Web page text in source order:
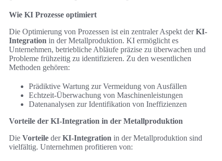
Wie KI Prozesse optimiert
Die Optimierung von Prozessen ist ein zentraler Aspekt derKI-
Integration in der Metallproduktion. KI ermöglicht es
Unternehmen, betriebliche Abläufe präzise zu überwachen und
Probleme frühzeitig zu identifizieren. Zu den wesentlichen
Methoden gehören:
Prädiktive Wartung zur Vermeidung von Ausfällen
Echtzeit-Überwachung von Maschinenleistungen
Datenanalysen zur Identifikation von Ineffizienzen
Vorteile der KI-Integration in der Metallproduktion
Die Vorteile derKI-Integration in der Metallproduktion sind
vielfältig. Unternehmen profitieren von: